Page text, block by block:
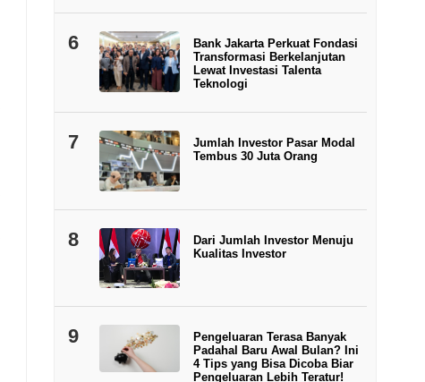
6
Bank Jakarta Perkuat Fondasi
Transformasi Berkelanjutan
Lewat Investasi Talenta
Teknologi
7
Jumlah Investor Pasar Modal
Tembus 30 Juta Orang
8
Dari Jumlah Investor Menuju
Kualitas Investor
9
Pengeluaran Terasa Banyak
Padahal Baru Awal Bulan? Ini
4 Tips yang Bisa Dicoba Biar
Pengeluaran Lebih Teratur!